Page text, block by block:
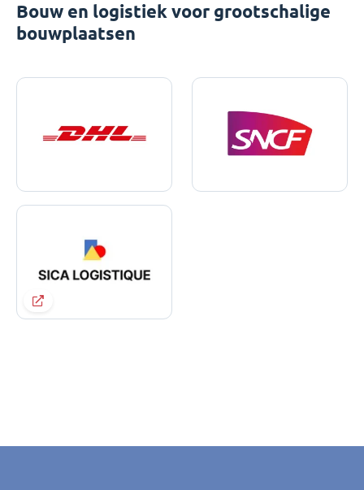
Bouw en logistiek voor grootschalige
bouwplaatsen